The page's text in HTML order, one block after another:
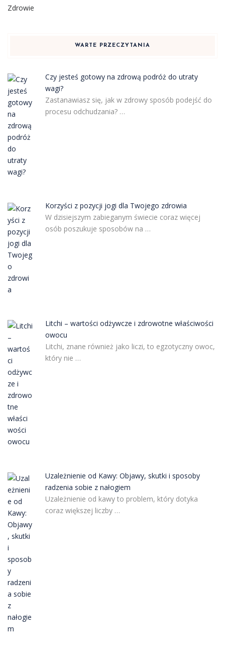
Zdrowie
WARTE PRZECZYTANIA
Czy jesteś gotowy na zdrową podróż do utraty
wagi?
Zastanawiasz się, jak w zdrowy sposób podejść do
procesu odchudzania? …
Korzyści z pozycji jogi dla Twojego zdrowia
W dzisiejszym zabieganym świecie coraz więcej
osób poszukuje sposobów na …
Litchi – wartości odżywcze i zdrowotne właściwości
owocu
Litchi, znane również jako liczi, to egzotyczny owoc,
który nie …
Uzależnienie od Kawy: Objawy, skutki i sposoby
radzenia sobie z nałogiem
Uzależnienie od kawy to problem, który dotyka
coraz większej liczby …